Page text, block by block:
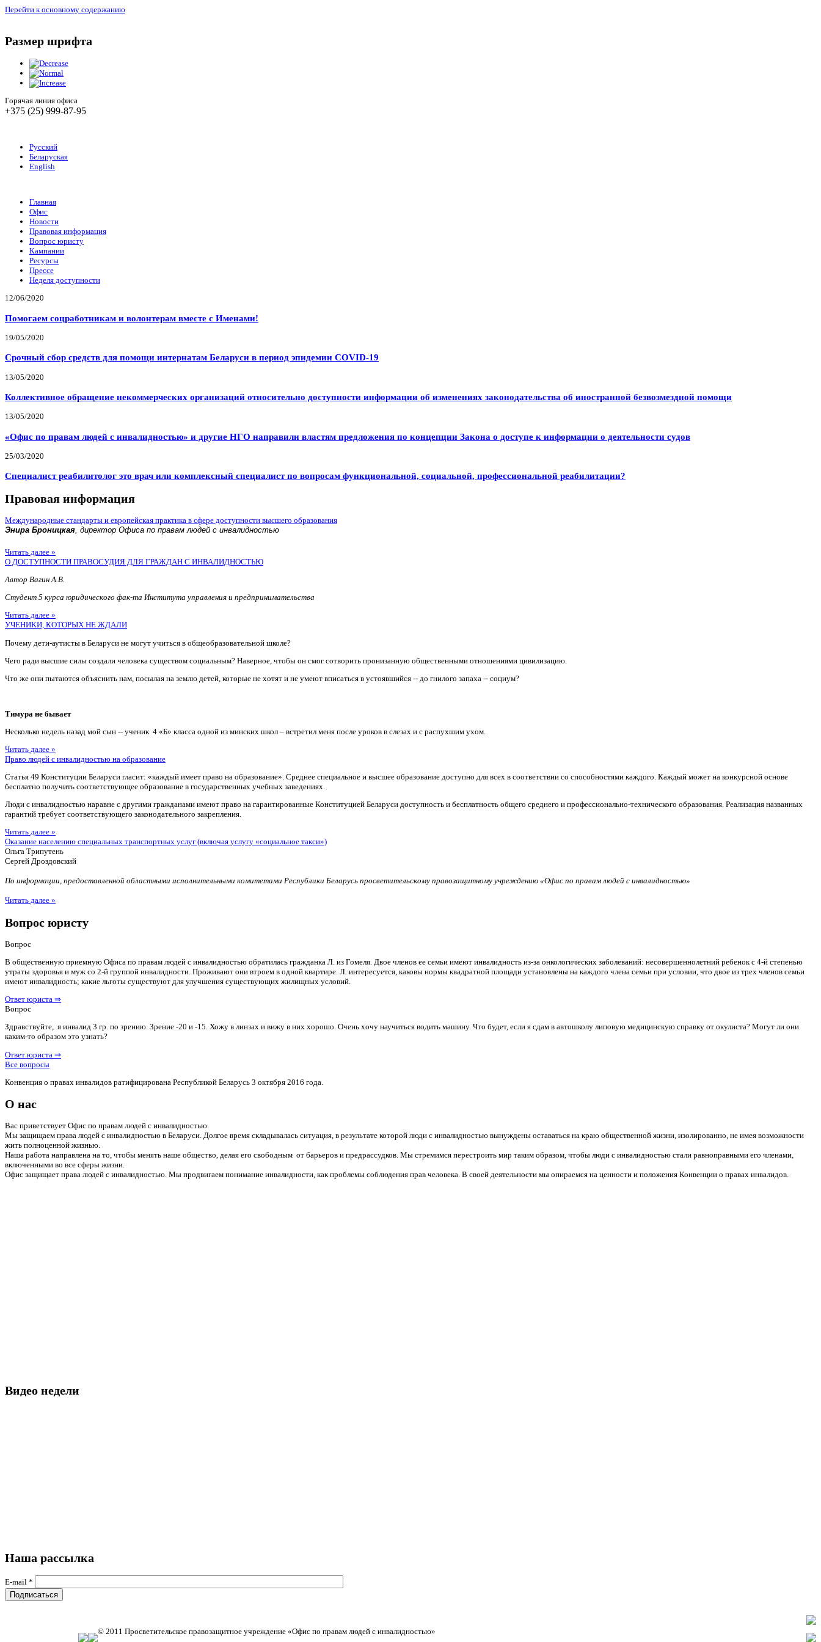
Перейти к основному содержанию
Размер шрифта
Горячая линия офиса
+375 (25) 999-87-95
Русский
Беларуская
English
Главная
Офис
Новости
Правовая информация
Вопрос юристу
Кампании
Ресурсы
Прессе
Неделя доступности
12/06/2020
Помогаем соцработникам и волонтерам вместе с Именами!
19/05/2020
Срочный сбор средств для помощи интернатам Беларуси в период эпидемии COVID-19
13/05/2020
Коллективное обращение некоммерческих организаций относительно доступности информации об изменениях законодательства об иностранной безвозмездной помощи
13/05/2020
«Офис по правам людей с инвалидностью» и другие НГО направили властям предложения по концепции Закона о доступе к информации о деятельности судов
25/03/2020
Специалист реабилитолог это врач или комплексный специалист по вопросам функциональной, социальной, профессиональной реабилитации?
Правовая информация
Международные стандарты и европейская практика в сфере доступности высшего образования
Энира Броницкая, директор Офиса по правам людей с инвалидностью
Читать далее »
О ДОСТУПНОСТИ ПРАВОСУДИЯ ДЛЯ ГРАЖДАН С ИНВАЛИДНОСТЬЮ
Автор Вагин А.В.
Студент 5 курса юридического фак-та Института управления и предпринимательства
Читать далее »
УЧЕНИКИ, КОТОРЫХ НЕ ЖДАЛИ
Почему дети-аутисты в Беларуси не могут учиться в общеобразовательной школе?
Чего ради высшие силы создали человека существом социальным? Наверное, чтобы он смог сотворить пронизанную общественными отношениями цивилизацию.
Что же они пытаются объяснить нам, посылая на землю детей, которые не хотят и не умеют вписаться в устоявшийся -- до гнилого запаха -- социум?
Тимура не бывает
Несколько недель назад мой сын -- ученик 4 «Б» класса одной из минских школ – встретил меня после уроков в слезах и с распухшим ухом.
Читать далее »
Право людей с инвалидностью на образование
Статья 49 Конституции Беларуси гласит: «каждый имеет право на образование». Среднее специальное и высшее образование доступно для всех в соответствии со способностями каждого. Каждый может на конкурсной основе
бесплатно получить соответствующее образование в государственных учебных заведениях.
Люди с инвалидностью наравне с другими гражданами имеют право на гарантированные Конституцией Беларуси доступность и бесплатность общего среднего и профессионально-технического образования. Реализация названных
гарантий требует соответствующего законодательного закрепления.
Читать далее »
Оказание населению специальных транспортных услуг (включая услугу «социальное такси»)
Ольга Трипутень
Сергей Дроздовский
По информации, предоставленной областными исполнительными комитетами Республики Беларусь просветительскому правозащитному учреждению «Офис по правам людей с инвалидностью»
Читать далее »
Вопрос юристу
Вопрос
В общественную приемную Офиса по правам людей с инвалидностью обратилась гражданка Л. из Гомеля. Двое членов ее семьи имеют инвалидность из-за онкологических заболеваний: несовершеннолетний ребенок с 4-й степенью
утраты здоровья и муж со 2-й группой инвалидности. Проживают они втроем в одной квартире. Л. интересуется, каковы нормы квадратной площади установлены на каждого члена семьи при условии, что двое из трех членов семьи
имеют инвалидность; какие льготы существуют для улучшения существующих жилищных условий.
Ответ юриста ⇒
Вопрос
Здравствуйте, я инвалид 3 гр. по зрению. Зрение -20 и -15. Хожу в линзах и вижу в них хорошо. Очень хочу научиться водить машину. Что будет, если я сдам в автошколу липовую медицинскую справку от окулиста? Могут ли они
каким-то образом это узнать?
Ответ юриста ⇒
Все вопросы
Конвенция о правах инвалидов ратифицирована Республикой Беларусь 3 октября 2016 года.
О нас
Вас приветствует Офис по правам людей с инвалидностью.
Мы защищаем права людей с инвалидностью в Беларуси. Долгое время складывалась ситуация, в результате которой люди с инвалидностью вынуждены оставаться на краю общественной жизни, изолированно, не имея возможности
жить полноценной жизнью.
Наша работа направлена на то, чтобы менять наше общество, делая его свободным от барьеров и предрассудков. Мы стремимся перестроить мир таким образом, чтобы люди с инвалидностью стали равноправными его членами,
включенными во все сферы жизни.
Офис защищает права людей с инвалидностью. Мы продвигаем понимание инвалидности, как проблемы соблюдения прав человека. В своей деятельности мы опираемся на ценности и положения Конвенции о правах инвалидов.
Видео недели
Наша рассылка
E-mail *
© 2011 Просветительское правозащитное учреждение «Офис по правам людей с инвалидностью»